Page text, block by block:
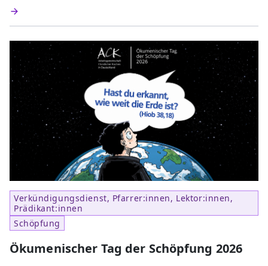
Verkündigungsdienst, Pfarrer:innen, Lektor:innen,
Prädikant:innen
Schöpfung
Ökumenischer Tag der Schöpfung 2026